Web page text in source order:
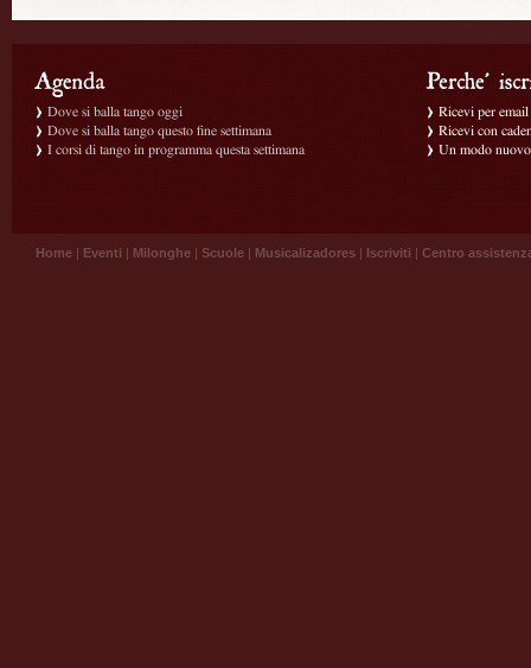
Dove si balla tango oggi
Dove si balla tango questo fine settimana
I corsi di tango in programma questa settimana
Ricevi per
Ricevi con
Un modo
Home | Eventi | Milonghe | Scuole | Musicalizadores | Iscriviti | Centro